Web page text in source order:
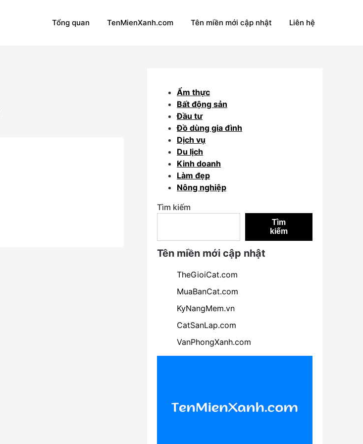
Tổng quan TenMienXanh.com Tên miền mới cập nhật Liên hệ
Ẩm thực
Bất động sản
Đầu tư
Đồ dùng gia đình
Dịch vụ
Du lịch
Kinh doanh
Làm đẹp
Nông nghiệp
Tìm kiếm
Tìm
kiếm
Tên miền mới cập nhật
TheGioiCat.com
MuaBanCat.com
KyNangMem.vn
CatSanLap.com
VanPhongXanh.com